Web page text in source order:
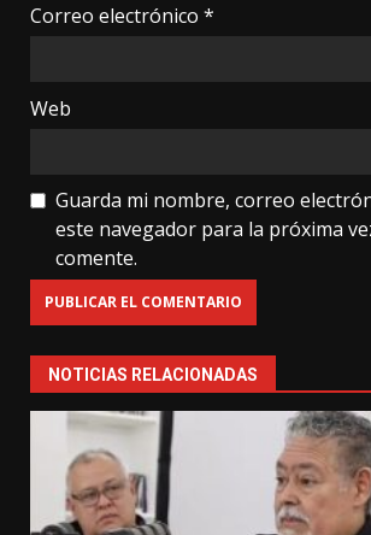
Correo electrónico *
Web
Guarda mi nombre, correo
este navegador para la próxima
comente.
NOTICIAS RELACIONADAS